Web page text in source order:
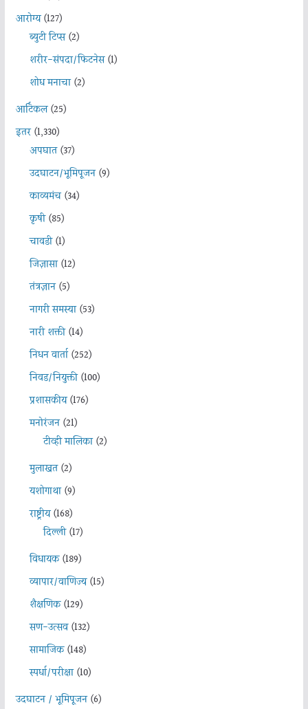
आरोग्य(127)
ब्युटी टिप्स(2)
शरीर-संपदा/फिटनेस(1)
शोध मनाचा(2)
आर्टिकल(25)
इतर(1,330)
अपघात(37)
उदघाटन/भूमिपूजन(9)
काव्यमंच(34)
कृषी(85)
चावडी(1)
जिज्ञासा(12)
तंत्रज्ञान(5)
नागरी समस्या(53)
नारी शक्ती(14)
निधन वार्ता(252)
निवड/नियुक्ती(100)
प्रशासकीय(176)
मनोरंजन(21)
टीव्ही मालिका(2)
मुलाखत(2)
यशोगाथा(9)
राष्ट्रीय(168)
दिल्ली(17)
विधायक(189)
व्यापार/वाणिज्य(15)
शैक्षणिक(129)
सण-उत्सव(132)
सामाजिक(148)
स्पर्धा/परीक्षा(10)
उदघाटन / भूमिपूजन(6)